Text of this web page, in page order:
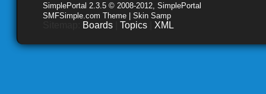
SimplePortal 2.3.5 © 2008-2012, SimplePortal
SMFSimple.com Theme | Skin Samp
Boards Topics XML